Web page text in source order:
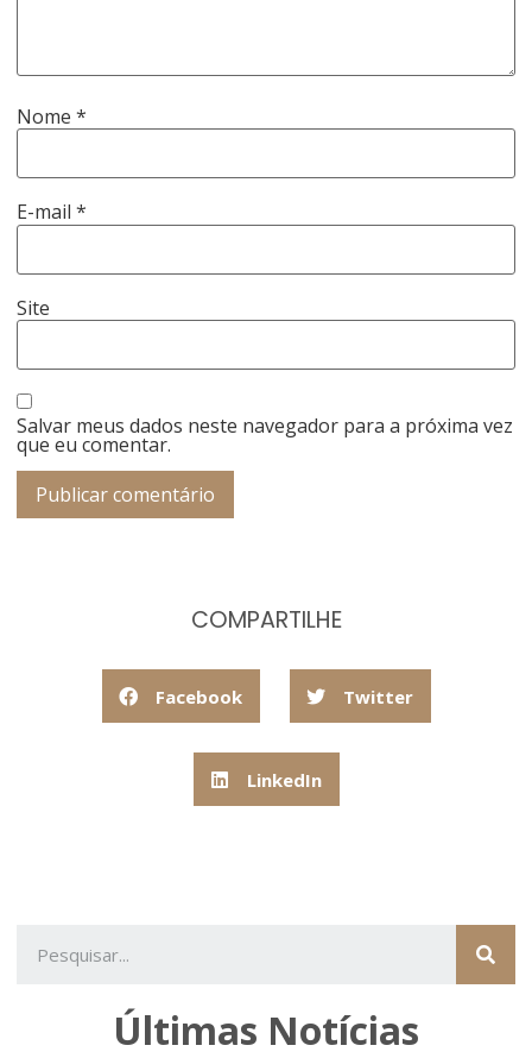
Nome*
E-mail*
Site
Salvar meus dados neste navegador para a próxima vez
que eu comentar.
COMPARTILHE
Facebook Twitter
LinkedIn
Últimas Notícias